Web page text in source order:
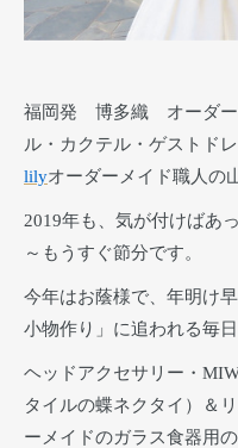
福岡発 博多織 オーダー
ル・カクテル・ゲストド
lilyオーダーメイド職人の
2019年も、気が付けばあ
～もうすぐ節分です。
今年はお蔭様で、年明け
小物作り」に追われる毎日
ヘッドアクセサリー・
タイルの蝶ネクタイ）＆
ーメイドのガラス食器